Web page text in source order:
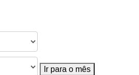
Ir para o mês